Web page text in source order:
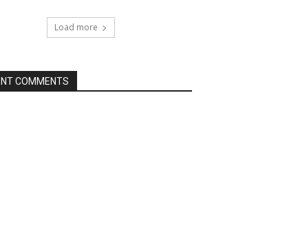
Load more
COMMENTS